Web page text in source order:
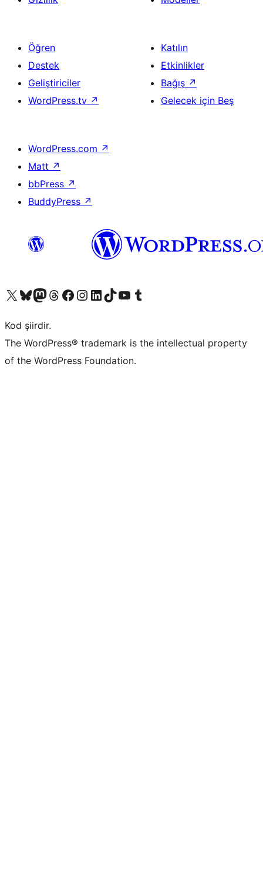
Öğren
Destek
Geliştiriciler
WordPress.tv ↗
Katılın
Etkinlikler
Bağış ↗
Gelecek için Beş
WordPress.com ↗
Matt ↗
bbPress ↗
BuddyPress ↗
X (eski Twitter) hesabımıza bakın
Bluesky hesabımızı ziyaret edinMastodon hesabımızı ziyaret edinThreads hesabımızı ziyaret edinFacebook sayfamızı ziyaret edinInstagram hesabımızı ziyaret edinLinkedIn hesabımızı ziyaret edinTikTok hesabımızı ziyaret edinYouTube kanalımızı ziyaret edinTumblr hesabımızı ziyaret edin
Kod şiirdir.
The WordPress® trademark is the intellectual property
of the WordPress Foundation.